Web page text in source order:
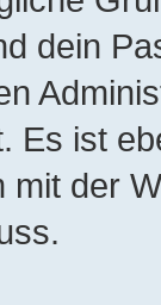
dein
Es ist
mit der